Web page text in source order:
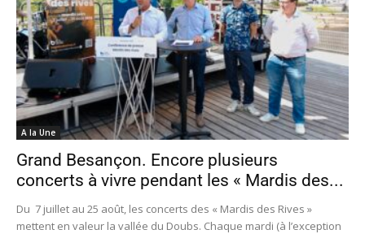
A la Une
Grand Besançon. Encore plusieurs
concerts à vivre pendant les « Mardis des...
Du 7 juillet au 25 août, les concerts des « Mardis des Rives »
mettent en valeur la vallée du Doubs. Chaque mardi (à l’exception